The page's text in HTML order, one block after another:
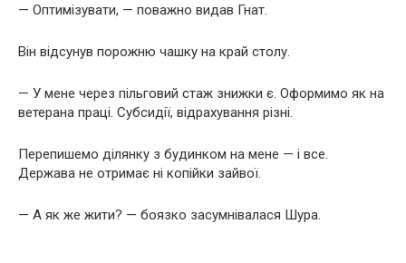
— Оптимізувати, — поважно видав Гнат.
Він відсунув порожню чашку на край столу.
— У мене через пільговий стаж знижки є. Оформимо як на
ветерана праці. Субсидії, відрахування різні.
Перепишемо ділянку з будинком на мене — і все.
Держава не отримає ні копійки зайвої.
— А як же жити? — боязко засумнівалася Шура.